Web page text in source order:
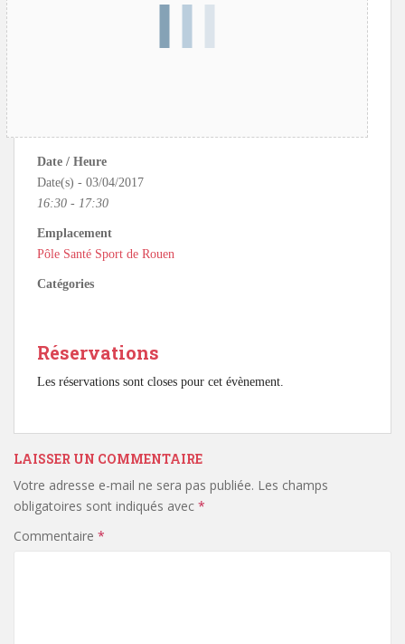
Date / Heure
Date(s) - 03/04/2017
16:30 - 17:30
Emplacement
Pôle Santé Sport de Rouen
Catégories
Réservations
Les réservations sont closes pour cet évènement.
LAISSER UN COMMENTAIRE
Votre adresse e-mail ne sera pas publiée. Les champs
obligatoires sont indiqués avec *
Commentaire *